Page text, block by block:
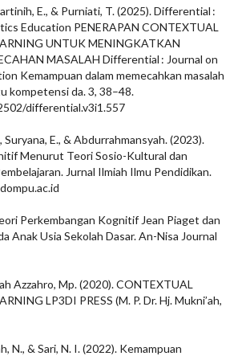
E., & Purniati, T. (2025). Differential :
Education PENERAPAN CONTEXTUAL
UNTUK MENINGKATKAN
MASALAH Differential : Journal on
Kemampuan dalam memecahkan masalah
kompetensi da. 3, 38–48.
differential.v3i1.557
Suryana, E., & Abdurrahmansyah. (2023).
Menurut Teori Sosio-Kultural dan
Jurnal Ilmiah Ilmu Pendidikan.
Perkembangan Kognitif Jean Piaget dan
Anak Usia Sekolah Dasar. An-Nisa Journal
Azzahro, Mp. (2020). CONTEXTUAL
LP3DI PRESS (M. P. Dr. Hj. Mukni’ah,
N., & Sari, N. I. (2022). Kemampuan